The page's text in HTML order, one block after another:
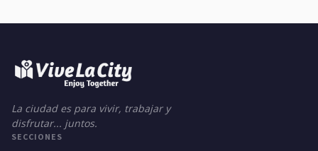
La ciudad es para vivir, trabajar y
disfrutar... juntos.
SECCIONES